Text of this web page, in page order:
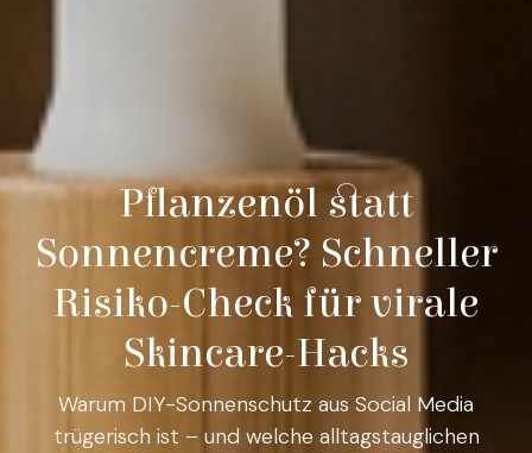
Pflanzenöl statt
Sonnencreme? Schneller
Risiko-Check für virale
Skincare-Hacks
Warum DIY-Sonnenschutz aus Social Media
trügerisch ist – und welche alltagstauglichen